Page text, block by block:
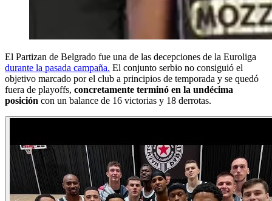
El Partizan de Belgrado fue una de las decepciones de la Euroliga
durante la pasada campaña. El conjunto serbio no consiguió el
objetivo marcado por el club a principios de temporada y se quedó
fuera de playoffs, concretamente terminó en la undécima
posición con un balance de 16 victorias y 18 derrotas.